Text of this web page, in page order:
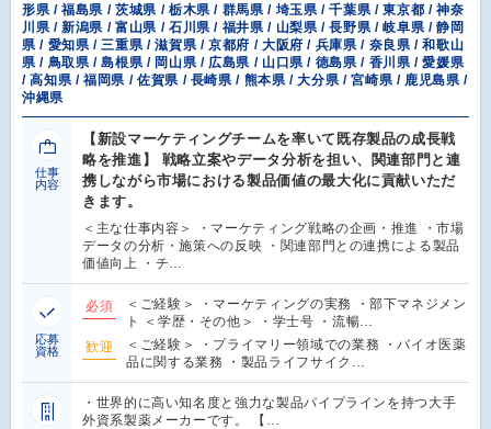
形県 / 福島県 / 茨城県 / 栃木県 / 群馬県 / 埼玉県 / 千葉県 / 東京都 / 神奈
川県 / 新潟県 / 富山県 / 石川県 / 福井県 / 山梨県 / 長野県 / 岐阜県 / 静岡
県 / 愛知県 / 三重県 / 滋賀県 / 京都府 / 大阪府 / 兵庫県 / 奈良県 / 和歌山
県 / 鳥取県 / 島根県 / 岡山県 / 広島県 / 山口県 / 徳島県 / 香川県 / 愛媛県
/ 高知県 / 福岡県 / 佐賀県 / 長崎県 / 熊本県 / 大分県 / 宮崎県 / 鹿児島県 /
沖縄県
仕事
内容
【新設マーケティングチームを率いて既存製品の成長戦
略を推進】 戦略立案やデータ分析を担い、関連部門と連
携しながら市場における製品価値の最大化に貢献いただ
きます。
＜主な仕事内容＞ ・マーケティング戦略の企画・推進 ・市場
データの分析・施策への反映 ・関連部門との連携による製品
価値向上 ・チ…
応募
資格
必須
＜ご経験＞ ・マーケティングの実務 ・部下マネジメン
ト ＜学歴・その他＞ ・学士号 ・流暢…
歓迎
＜ご経験＞ ・プライマリー領域での業務 ・バイオ医薬
品に関する業務 ・製品ライフサイク…
・世界的に高い知名度と強力な製品パイプラインを持つ大手
外資系製薬メーカーです。 【…